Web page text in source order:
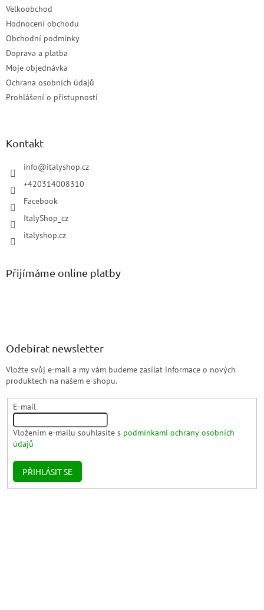
Velkoobchod
Hodnocení obchodu
Obchodní podmínky
Doprava a platba
Moje objednávka
Ochrana osobních údajů
Prohlášení o přístupnosti
Kontakt
info@italyshop.cz
+420314008310
Facebook
ItalyShop_cz
italyshop.cz
Přijímáme online platby
Odebírat newsletter
Vložte svůj e-mail a my vám budeme zasílat informace o nových
produktech na našem e-shopu.
E-mail
Vložením e-mailu souhlasíte s podmínkami ochrany osobních
údajů
PŘIHLÁSIT SE